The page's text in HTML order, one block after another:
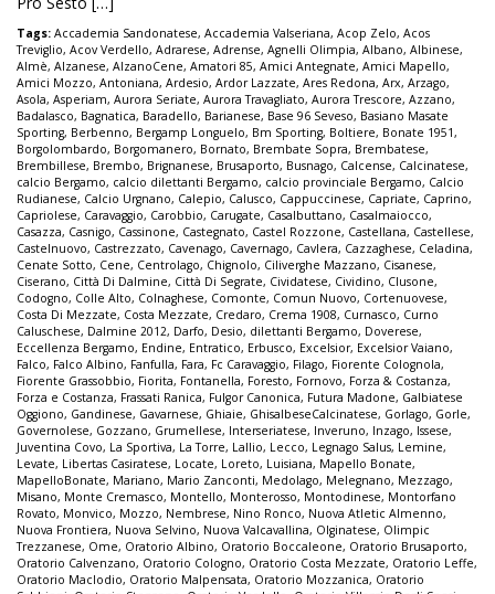
Tags: Accademia Sandonatese, Accademia Valseriana, Acop Zelo, Acos
Treviglio, Acov Verdello, Adrarese, Adrense, Agnelli Olimpia, Albano, Albinese,
Almè, Alzanese, AlzanoCene, Amatori 85, Amici Antegnate, Amici Mapello,
Amici Mozzo, Antoniana, Ardesio, Ardor Lazzate, Ares Redona, Arx, Arzago,
Asola, Asperiam, Aurora Seriate, Aurora Travagliato, Aurora Trescore, Azzano,
Badalasco, Bagnatica, Baradello, Barianese, Base 96 Seveso, Basiano Masate
Sporting, Berbenno, Bergamp Longuelo, Bm Sporting, Boltiere, Bonate 1951,
Borgolombardo, Borgomanero, Bornato, Brembate Sopra, Brembatese,
Brembillese, Brembo, Brignanese, Brusaporto, Busnago, Calcense, Calcinatese,
calcio Bergamo, calcio dilettanti Bergamo, calcio provinciale Bergamo, Calcio
Rudianese, Calcio Urgnano, Calepio, Calusco, Cappuccinese, Capriate, Caprino,
Capriolese, Caravaggio, Carobbio, Carugate, Casalbuttano, Casalmaiocco,
Casazza, Casnigo, Cassinone, Castegnato, Castel Rozzone, Castellana, Castellese,
Castelnuovo, Castrezzato, Cavenago, Cavernago, Cavlera, Cazzaghese, Celadina,
Cenate Sotto, Cene, Centrolago, Chignolo, Ciliverghe Mazzano, Cisanese,
Ciserano, Città Di Dalmine, Città Di Segrate, Cividatese, Cividino, Clusone,
Codogno, Colle Alto, Colnaghese, Comonte, Comun Nuovo, Cortenuovese,
Costa Di Mezzate, Costa Mezzate, Credaro, Crema 1908, Curnasco, Curno
Caluschese, Dalmine 2012, Darfo, Desio, dilettanti Bergamo, Doverese,
Eccellenza Bergamo, Endine, Entratico, Erbusco, Excelsior, Excelsior Vaiano,
Falco, Falco Albino, Fanfulla, Fara, Fc Caravaggio, Filago, Fiorente Colognola,
Fiorente Grassobbio, Fiorita, Fontanella, Foresto, Fornovo, Forza & Costanza,
Forza e Costanza, Frassati Ranica, Fulgor Canonica, Futura Madone, Galbiatese
Oggiono, Gandinese, Gavarnese, Ghiaie, GhisalbeseCalcinatese, Gorlago, Gorle,
Governolese, Gozzano, Grumellese, Interseriatese, Inveruno, Inzago, Issese,
Juventina Covo, La Sportiva, La Torre, Lallio, Lecco, Legnago Salus, Lemine,
Levate, Libertas Casiratese, Locate, Loreto, Luisiana, Mapello Bonate,
MapelloBonate, Mariano, Mario Zanconti, Medolago, Melegnano, Mezzago,
Misano, Monte Cremasco, Montello, Monterosso, Montodinese, Montorfano
Rovato, Monvico, Mozzo, Nembrese, Nino Ronco, Nuova Atletic Almenno,
Nuova Frontiera, Nuova Selvino, Nuova Valcavallina, Olginatese, Olimpic
Trezzanese, Ome, Oratorio Albino, Oratorio Boccaleone, Oratorio Brusaporto,
Oratorio Calvenzano, Oratorio Cologno, Oratorio Costa Mezzate, Oratorio Leffe,
Oratorio Maclodio, Oratorio Malpensata, Oratorio Mozzanica, Oratorio